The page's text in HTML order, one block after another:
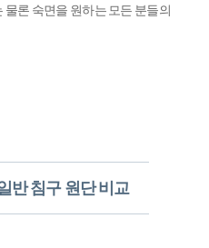
론 숙면을 원하는 모든 분들의
반 침구 원단 비교